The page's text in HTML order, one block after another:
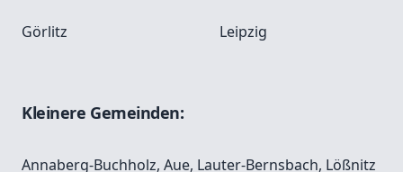
Görlitz Leipzig
Kleinere Gemeinden:
Annaberg-Buchholz, Aue, Lauter-Bernsbach, Lößnitz